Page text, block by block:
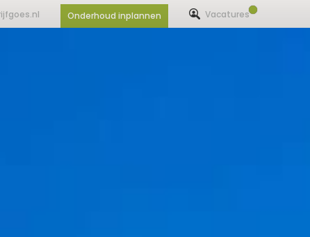
Onderhoud inplannen Vacatures